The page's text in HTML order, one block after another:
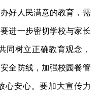
好人民满意的教育，需
进一步密切学校与家长
同树立正确教育观念，
全防线，加强校园餐管
心安心。要加大宣传力